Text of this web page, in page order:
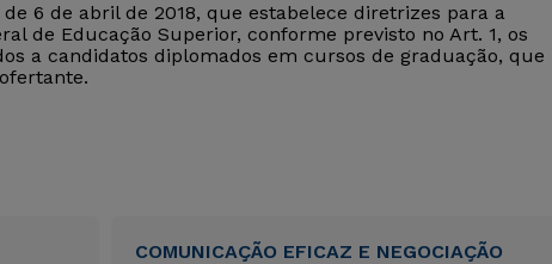
de 6 de abril de 2018, que estabelece diretrizes para a
de Educação Superior, conforme previsto no Art. 1, os
a candidatos diplomados em cursos de graduação, que
COMUNICAÇÃO EFICAZ E NEGOCIAÇÃO